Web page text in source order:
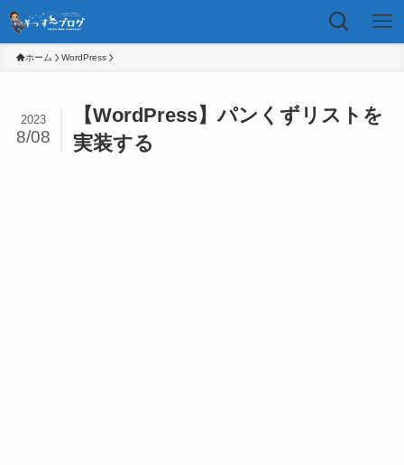
ホーム WordPress
【WordPress】パンくずリストを
実装する
2023
8/08